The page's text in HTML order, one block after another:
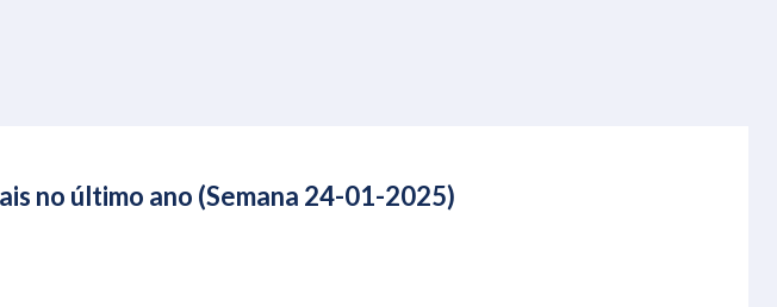
no último ano (Semana 24-01-2025)